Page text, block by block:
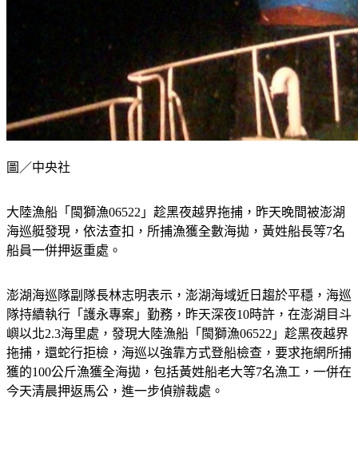
大陸漁船「閩獅漁06522」趁黑夜越界拖捕，昨天晚間被澎湖
海巡艇發現，依法查扣，所捕漁獲全數海拋，黃姓船長等7名
澎湖海巡隊副隊長林志明表示，澎湖海域近日趨於平穩，海巡
隊持續執行「護永專案」勤務，昨天深夜10時許，在澎湖目斗
嶼以北2.3海里處，發現大陸漁船「閩獅漁06522」趁黑夜越界
拖捕，還蛇行拒檢，海巡以強靠方式登船檢查，要求拖網所捕
獲的100公斤漁獲全海拋，包括黃姓船老大等7名漁工，一併在